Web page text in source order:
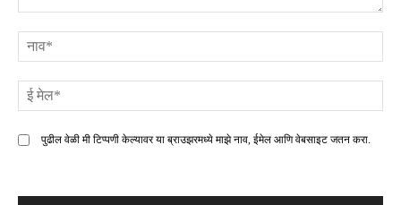
पुढील वेळी मी टिप्पणी केल्यावर या ब्राउझरमध्ये माझे नाव, ईमेल आणि वेबसाइट जतन करा.